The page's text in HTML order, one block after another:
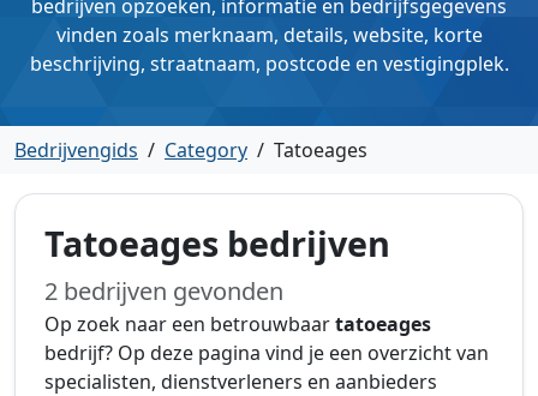
bedrijven opzoeken, informatie en bedrijfsgegevens
vinden zoals merknaam, details, website, korte
beschrijving, straatnaam, postcode en vestigingplek.
Bedrijvengids / Category / Tatoeages
Tatoeages bedrijven
2 bedrijven gevonden
Op zoek naar een betrouwbaartatoeages
bedrijf? Op deze pagina vind je een overzicht van
specialisten, dienstverleners en aanbieders